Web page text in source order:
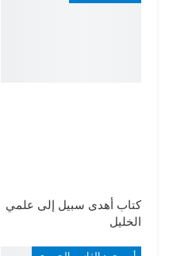
كتاب أهدى سبيل إلى علمي
الخليل